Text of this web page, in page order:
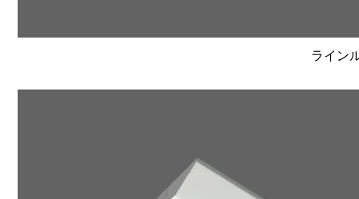
ライン